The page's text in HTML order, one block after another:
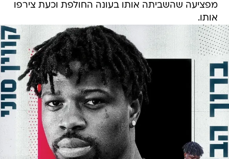
מפציעה שהשביתה אותו בעונה החולפת וכעת צירפו
אותו.